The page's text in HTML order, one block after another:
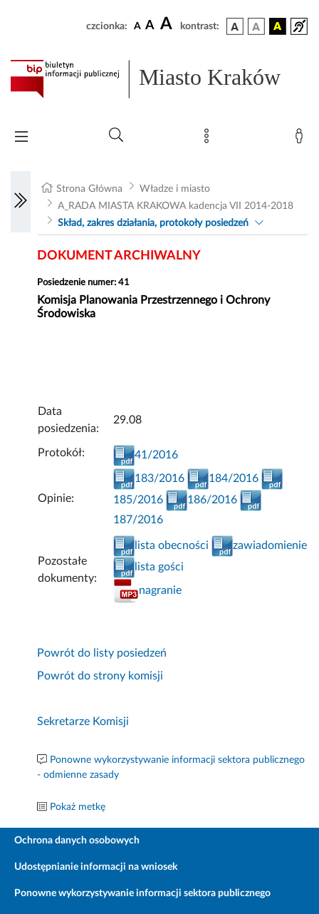
czcionka: A A A kontrast:
Miasto Kraków
Strona Główna
Władze i miasto
A_RADA MIASTA KRAKOWA kadencja VII 2014-2018
Skład, zakres działania, protokoły posiedzeń
DOKUMENT ARCHIWALNY
Posiedzenie numer: 41
Komisja Planowania Przestrzennego i Ochrony
Środowiska
Data
posiedzenia:
29.08
Protokół: 41/2016
Opinie:
183/2016
184/2016
185/2016
186/2016
187/2016
Pozostałe
dokumenty:
lista obecności
zawiadomienie
lista gości
nagranie
Powrót do listy posiedzeń
Powrót do strony komisji
Sekretarze Komisji
Ponowne wykorzystywanie informacji sektora publicznego
- odmienne zasady
Pokaż metkę
Ochrona danych osobowych
Udostępnianie informacji na wniosek
Ponowne wykorzystywanie informacji sektora publicznego